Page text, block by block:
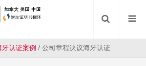
认证案例 /公司章程决议海牙认证